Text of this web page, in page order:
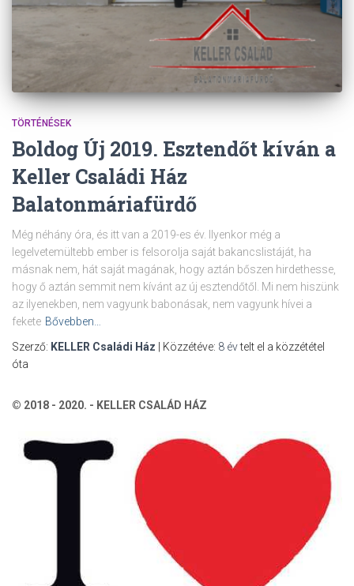
TÖRTÉNÉSEK
Boldog Új 2019. Esztendőt kíván a
Keller Családi Ház
Balatonmáriafürdő
Még néhány óra, és itt van a 2019-es év. Ilyenkor még a
legelvetemültebb ember is felsorolja saját bakancslistáját, ha
másnak nem, hát saját magának, hogy aztán bőszen hirdethesse,
hogy ő aztán semmit nem kívánt az új esztendőtől. Mi nem hiszünk
az ilyenekben, nem vagyunk babonásak, nem vagyunk hívei a
fekete Bővebben…
Szerző: KELLER Családi Ház | Közzétéve: 8 évtelt el a közzététel
óta
© 2018 - 2020. - KELLER CSALÁD HÁZ